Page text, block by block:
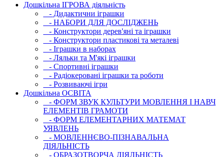
Дошкільна ІГРОВА діяльність
- Дидактични іграшки
- НАБОРИ ДЛЯ ДОСЛІДЖЕНЬ
- Конструктори дерев'яні та іграшки
- Конструктори пластикові та металеві
- Іграшки в наборах
- Ляльки та М'які іграшки
- Спортивні іграшки
- Радіокеровані іграшки та роботи
- Розвиваючі ігри
Дошкільна ОСВIТА
- ФОРМ ЗВУК КУЛЬТУРИ МОВЛЕННЯ І НАВЧ
ЕЛЕМЕНТІВ ГРАМОТИ
- ФОРМ ЕЛЕМЕНТАРНИХ МАТЕМАТ
УЯВЛЕНЬ
- МОВЛЕННЄВО-ПІЗНАВАЛЬНА
ДІЯЛЬНІСТЬ
- ОБРАЗОТВОРЧА ДІЯЛЬНІСТЬ